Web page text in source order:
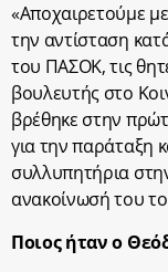
«Αποχαιρετούμε
την αντίσταση
του ΠΑΣΟΚ, τις
βουλευτής στο
βρέθηκε στην
για την παράταξη
συλλυπητήρια
ανακοίνωσή του
Ποιος ήταν ο